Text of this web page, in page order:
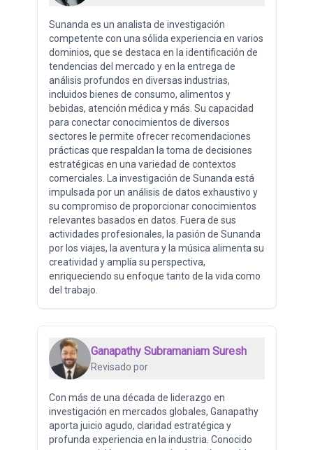
Sunanda es un analista de investigación
competente con una sólida experiencia en varios
dominios, que se destaca en la identificación de
tendencias del mercado y en la entrega de
análisis profundos en diversas industrias,
incluidos bienes de consumo, alimentos y
bebidas, atención médica y más. Su capacidad
para conectar conocimientos de diversos
sectores le permite ofrecer recomendaciones
prácticas que respaldan la toma de decisiones
estratégicas en una variedad de contextos
comerciales. La investigación de Sunanda está
impulsada por un análisis de datos exhaustivo y
su compromiso de proporcionar conocimientos
relevantes basados ​​en datos. Fuera de sus
actividades profesionales, la pasión de Sunanda
por los viajes, la aventura y la música alimenta su
creatividad y amplía su perspectiva,
enriqueciendo su enfoque tanto de la vida como
del trabajo.
Ganapathy Subramaniam Suresh
Revisado por
Con más de una década de liderazgo en
investigación en mercados globales, Ganapathy
aporta juicio agudo, claridad estratégica y
profunda experiencia en la industria. Conocido